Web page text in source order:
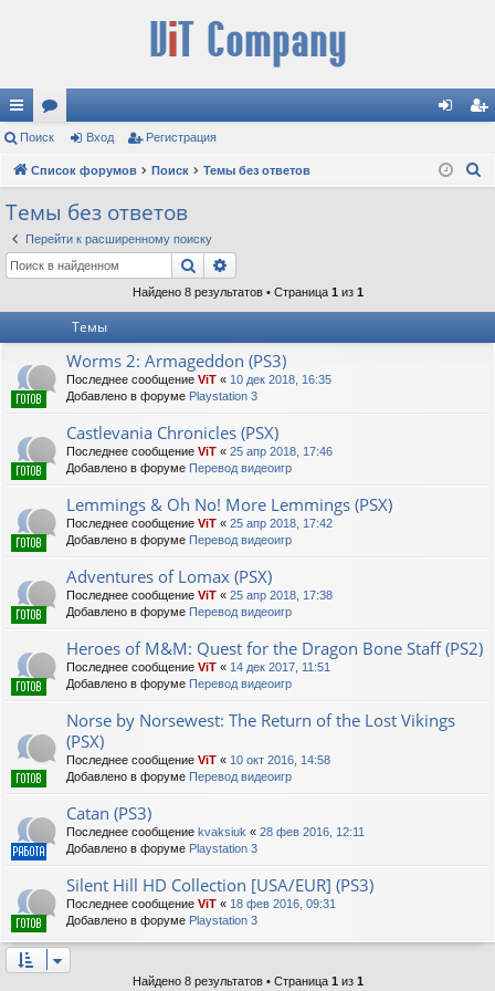
с
ы
лк
и
ор
ум д ис
Поиск Вход Регистрация
Список форумов Поиск Темы без ответов
Темы без ответов
Перейти к расширенному поиску
Поиск
Найдено 8 результатов • Страница 1 из 1
Темы
Worms 2: Armageddon (PS3)
Последнее сообщение ViT « 10 дек 2018, 16:35
Добавлено в форуме Playstation 3
Castlevania Chronicles (PSX)
Последнее сообщение ViT « 25 апр 2018, 17:46
Добавлено в форуме Перевод видеоигр
Lemmings & Oh No! More Lemmings (PSX)
Последнее сообщение ViT « 25 апр 2018, 17:42
Добавлено в форуме Перевод видеоигр
Adventures of Lomax (PSX)
Последнее сообщение ViT « 25 апр 2018, 17:38
Добавлено в форуме Перевод видеоигр
Heroes of M&M: Quest for the Dragon Bone Staff (PS2)
Последнее сообщение ViT « 14 дек 2017, 11:51
Добавлено в форуме Перевод видеоигр
Norse by Norsewest: The Return of the Lost Vikings
(PSX)
Последнее сообщение ViT « 10 окт 2016, 14:58
Добавлено в форуме Перевод видеоигр
Catan (PS3)
Последнее сообщение kvaksiuk « 28 фев 2016, 12:11
Добавлено в форуме Playstation 3
Silent Hill HD Collection [USA/EUR] (PS3)
Последнее сообщение ViT « 18 фев 2016, 09:31
Добавлено в форуме Playstation 3
Найдено 8 результатов • Страница 1 из 1